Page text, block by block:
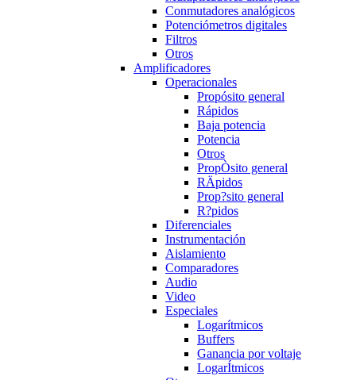
Conmutadores analógicos
Potenciómetros digitales
Filtros
Otros
Amplificadores
Operacionales
Propósito general
Rápidos
Baja potencia
Potencia
Otros
PropÒsito general
RÄpidos
Prop?sito general
R?pidos
Diferenciales
Instrumentación
Aislamiento
Comparadores
Audio
Video
Especiales
Logarítmicos
Buffers
Ganancia por voltaje
LogarÍtmicos